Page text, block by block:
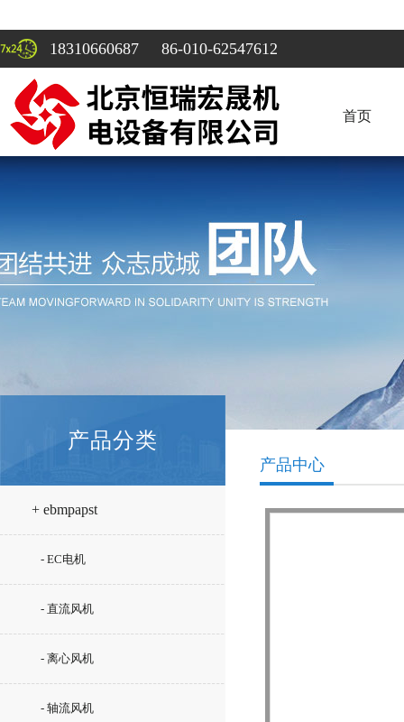
18310660687 86-010-62547612
首页
产品分类
+ ebmpapst
- EC电机
- 直流风机
- 离心风机
- 轴流风机
产品中心